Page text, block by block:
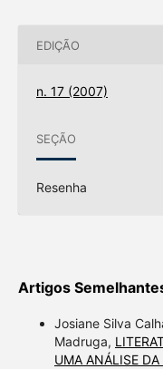
EDIÇÃO
n. 17 (2007)
SEÇÃO
Resenha
Artigos
Josiane Silva
Madruga,
UMA ANÁLISE